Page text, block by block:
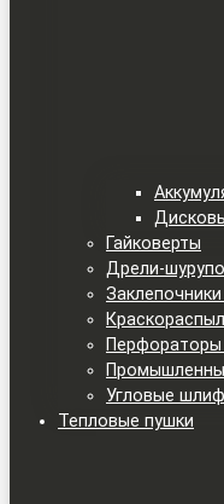
Гайковерты
Дрели-
Перфораторы
Угловые
Тепловые пушки